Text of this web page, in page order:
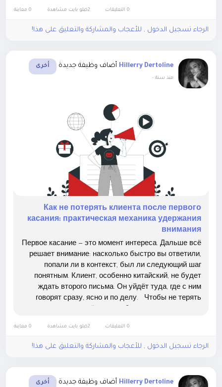
0 التعليقات 0 معاينة
الرجاء تسجيل الدخول , للأعجاب والمشاركة والتعليق على هذا!
Hillerry Dertoline أضاف وظيفة جديدة أخرى
منذ سنة -
Как не потерять клиента после первого
касания: практическая механика удержания
внимания
Первое касание — это момент интереса. Дальше всё
решает внимание: насколько быстро вы ответили,
попали ли в контекст, был ли следующий шаг
понятным. Клиент, особенно китайский, не будет
ждать второго письма. Он уйдёт туда, где с ним
говорят сразу, ясно и по делу. Чтобы не терять
0 التعليقات 0 معاينة
الرجاء تسجيل الدخول , للأعجاب والمشاركة والتعليق على هذا!
Hillerry Dertoline أضاف وظيفة جديدة أخرى